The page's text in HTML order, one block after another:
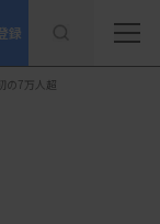
録
の7万人超